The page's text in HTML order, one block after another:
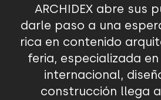
ARCHIDEX abre sus
darle paso a una
rica en contenido
feria, especializada
internacional,
construcción llega